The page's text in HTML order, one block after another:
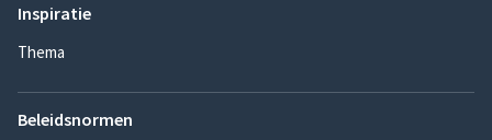
Inspiratie
Thema
Beleidsnormen